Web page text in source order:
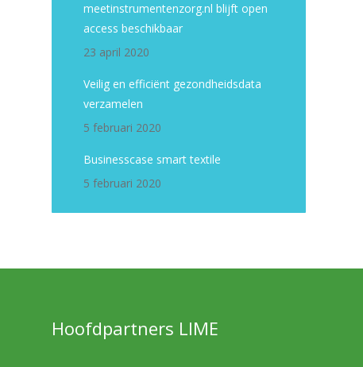
meetinstrumentenzorg.nl blijft open
access beschikbaar
23 april 2020
Veilig en efficiënt gezondheidsdata
verzamelen
5 februari 2020
Businesscase smart textile
5 februari 2020
Hoofdpartners LIME